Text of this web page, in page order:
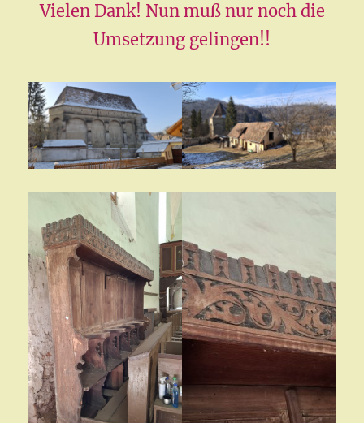
Vielen Dank! Nun muß nur noch die
Umsetzung gelingen!!